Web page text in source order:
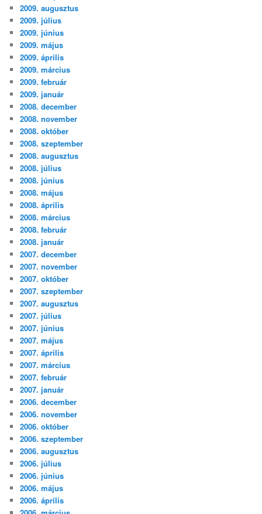
2009. augusztus
2009. július
2009. június
2009. május
2009. április
2009. március
2009. február
2009. január
2008. december
2008. november
2008. október
2008. szeptember
2008. augusztus
2008. július
2008. június
2008. május
2008. április
2008. március
2008. február
2008. január
2007. december
2007. november
2007. október
2007. szeptember
2007. augusztus
2007. július
2007. június
2007. május
2007. április
2007. március
2007. február
2007. január
2006. december
2006. november
2006. október
2006. szeptember
2006. augusztus
2006. július
2006. június
2006. május
2006. április